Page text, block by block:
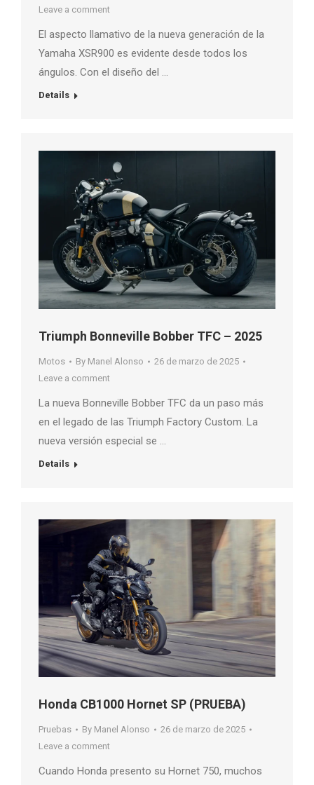
Leave a comment
El aspecto llamativo de la nueva generación de la
Yamaha XSR900 es evidente desde todos los
ángulos. Con el diseño del …
Details
Triumph Bonneville Bobber TFC – 2025
Motos By Manel Alonso
26 de marzo de 2025
Leave a comment
La nueva Bonneville Bobber TFC da un paso más
en el legado de las Triumph Factory Custom. La
nueva versión especial se …
Details
Honda CB1000 Hornet SP (PRUEBA)
Pruebas By Manel Alonso
26 de marzo de 2025
Leave a comment
Cuando Honda presento su Hornet 750, muchos